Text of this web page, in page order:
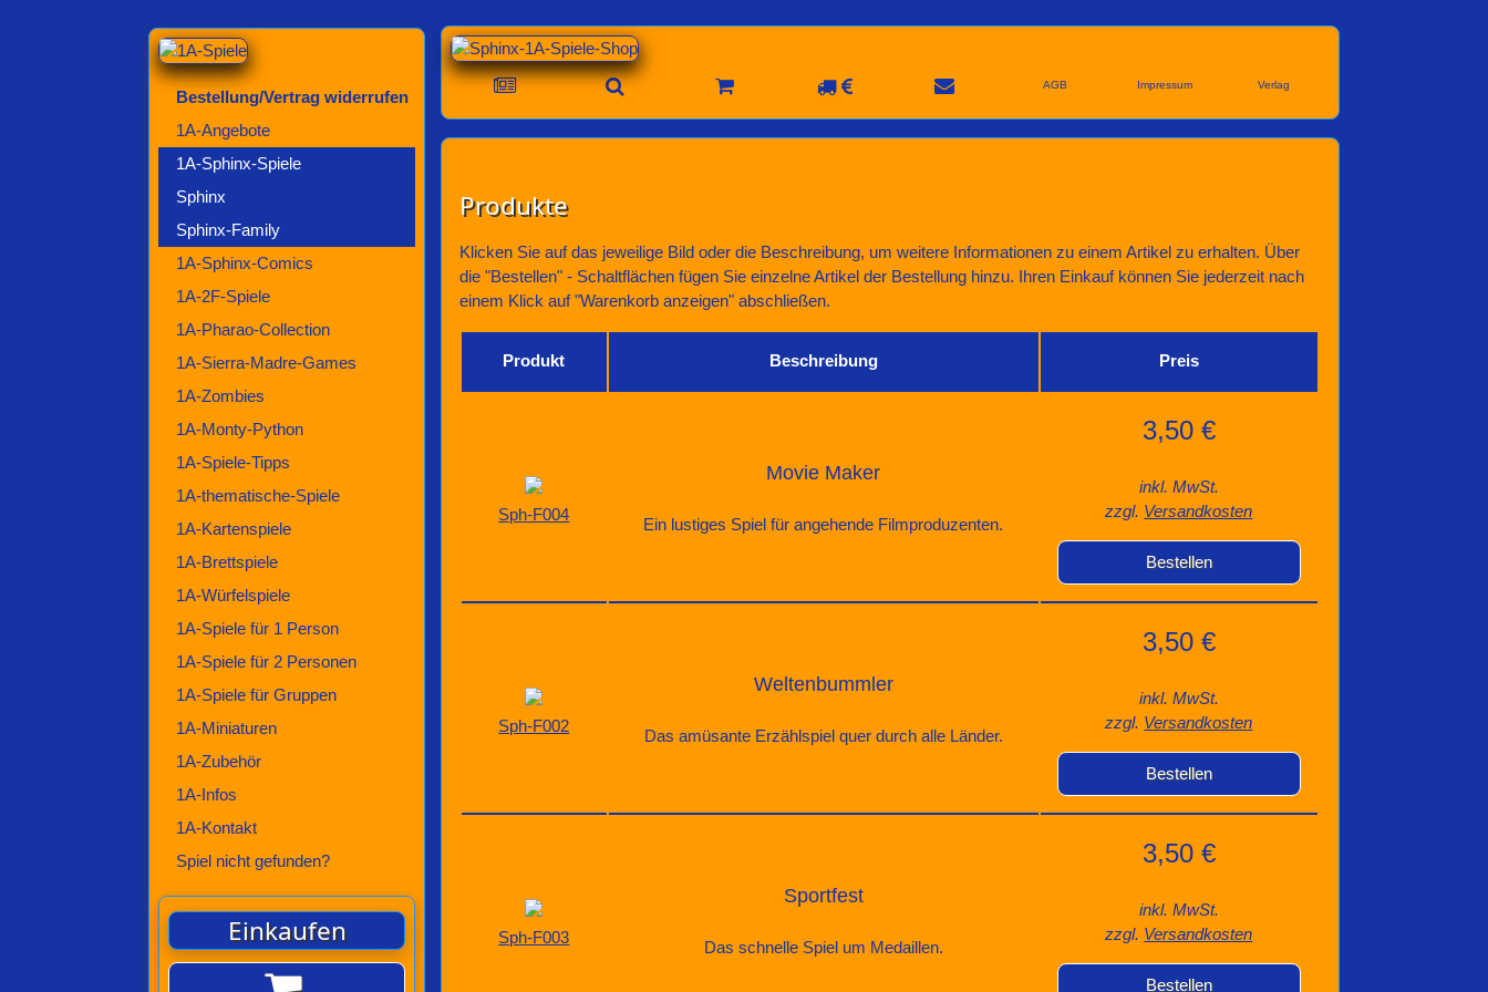
Bestellung/Vertrag widerrufen
1A-Angebote
1A-Sphinx-Spiele
Sphinx
Sphinx-Family
1A-Sphinx-Comics
1A-2F-Spiele
1A-Pharao-Collection
1A-Sierra-Madre-Games
1A-Zombies
1A-Monty-Python
1A-Spiele-Tipps
1A-thematische-Spiele
1A-Kartenspiele
1A-Brettspiele
1A-Würfelspiele
1A-Spiele für 1 Person
1A-Spiele für 2 Personen
1A-Spiele für Gruppen
1A-Miniaturen
1A-Zubehör
1A-Infos
1A-Kontakt
Spiel nicht gefunden?
Einkaufen
AGB Impressum Verlag
Produkte
Klicken Sie auf das jeweilige Bild oder die Beschreibung, um weitere Informationen zu einem Artikel zu erhalten. Über
die "Bestellen" - Schaltflächen fügen Sie einzelne Artikel der Bestellung hinzu. Ihren Einkauf können Sie jederzeit nach
einem Klick auf "Warenkorb anzeigen" abschließen.
Produkt Beschreibung Preis
Sph-F004
Movie Maker
Ein lustiges Spiel für angehende Filmproduzenten.
3,50 €
inkl. MwSt.
zzgl. Versandkosten
Bestellen
Sph-F002
Weltenbummler
Das amüsante Erzählspiel quer durch alle Länder.
3,50 €
inkl. MwSt.
zzgl. Versandkosten
Bestellen
Sph-F003
Sportfest
Das schnelle Spiel um Medaillen.
3,50 €
inkl. MwSt.
zzgl. Versandkosten
Bestellen